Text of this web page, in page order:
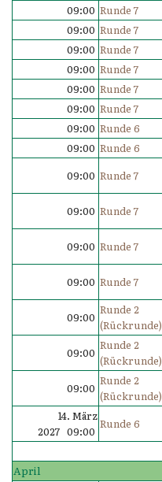
09:00 Runde 7
09:00 Runde 7
09:00 Runde 7
09:00 Runde 7
09:00 Runde 7
09:00 Runde 7
09:00 Runde 6
09:00 Runde 6
09:00 Runde 7
09:00 Runde 7
09:00 Runde 7
09:00 Runde 7
09:00
Runde 2
(Rückrunde)
09:00
Runde 2
(Rückrunde)
09:00
Runde 2
(Rückrunde)
14. März
2027 09:00
Runde 6
April